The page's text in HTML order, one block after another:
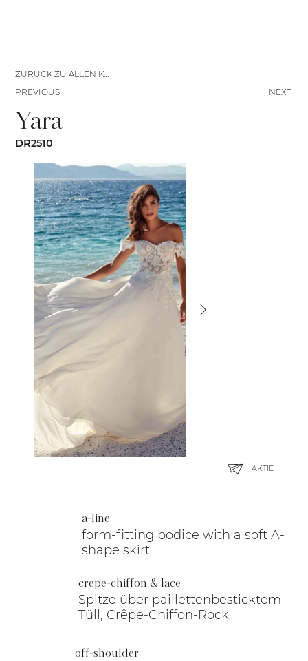
a-line
form-fitting bodice with a soft A-
shape skirt
crepe-chiffon & lace
Spitze über paillettenbesticktem
Tüll, Crêpe-Chiffon-Rock
off-shoulder
Yara
DR2510
AKTIE
NEXT
ZURÜCK ZU ALLEN KLEIDERN
PREVIOUS